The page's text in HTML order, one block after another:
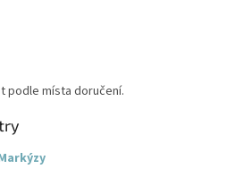
podle místa doručení.